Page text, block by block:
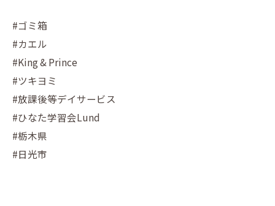
#ゴミ箱
#カエル
#King & Prince
#ツキヨミ
#放課後等デイサービス
#ひなた学習会Lund
#栃木県
#日光市